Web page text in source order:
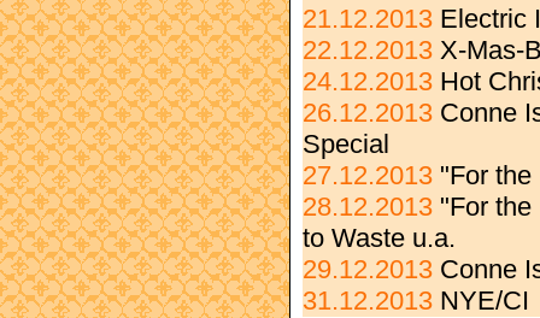
21.12.2013 Electric
22.12.2013 X-Mas-
24.12.2013 Hot
26.12.2013 Conne
Special
27.12.2013 "For the
28.12.2013 "For
to Waste u.a.
29.12.2013 Conne
31.12.2013 NYE/CI